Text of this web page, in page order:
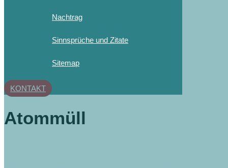
Nachtrag
Sinnsprüche und Zitate
Sitemap
KONTAKT
Atommüll